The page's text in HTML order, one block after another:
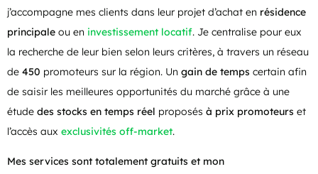
j’accompagne mes clients dans leur projet d’achat en résidence
principale ou en investissement locatif. Je centralise pour eux
la recherche de leur bien selon leurs critères, à travers un réseau
de 450 promoteurs sur la région. Un gain de temps certain afin
de saisir les meilleures opportunités du marché grâce à une
étude des stocks en temps réel proposés à prix promoteurs et
l’accès aux exclusivités off-market.
Mes services sont totalement gratuits et mon